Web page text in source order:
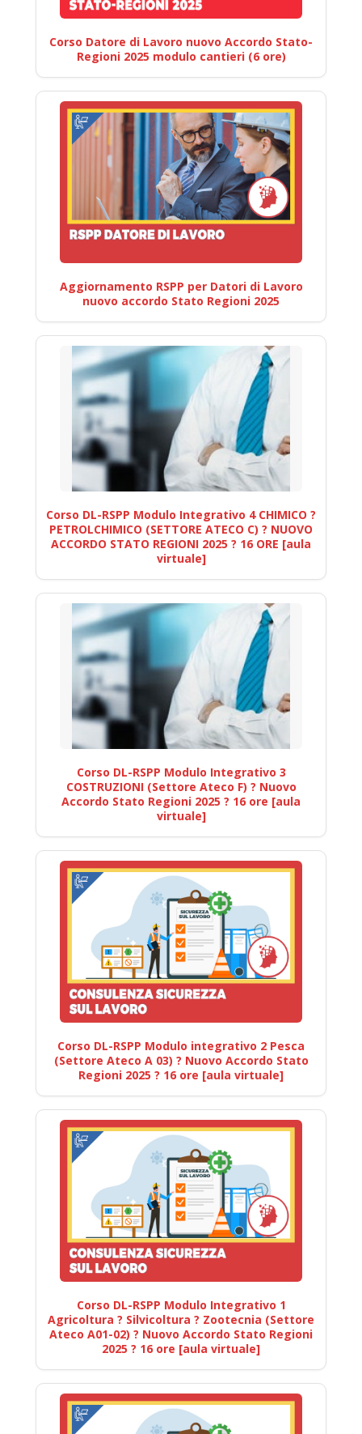
Corso Datore di Lavoro nuovo Accordo Stato-
Regioni 2025 modulo cantieri (6 ore)
Aggiornamento RSPP per Datori di Lavoro
nuovo accordo Stato Regioni 2025
Corso DL-RSPP Modulo Integrativo 4 CHIMICO ?
PETROLCHIMICO (SETTORE ATECO C) ? NUOVO
ACCORDO STATO REGIONI 2025 ? 16 ORE [aula
virtuale]
Corso DL-RSPP Modulo Integrativo 3
COSTRUZIONI (Settore Ateco F) ? Nuovo
Accordo Stato Regioni 2025 ? 16 ore [aula
virtuale]
Corso DL-RSPP Modulo integrativo 2 Pesca
(Settore Ateco A 03) ? Nuovo Accordo Stato
Regioni 2025 ? 16 ore [aula virtuale]
Corso DL-RSPP Modulo Integrativo 1
Agricoltura ? Silvicoltura ? Zootecnia (Settore
Ateco A01-02) ? Nuovo Accordo Stato Regioni
2025 ? 16 ore [aula virtuale]